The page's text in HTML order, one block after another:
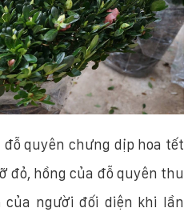
đỗ quyên chưng dịp hoa tết
đỏ, hồng của đỗ quyên thu
người đối diện khi lần